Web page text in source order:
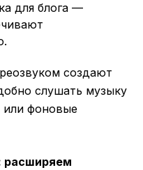
для блога —
создают
слушать музыку
или фоновые
расширяем